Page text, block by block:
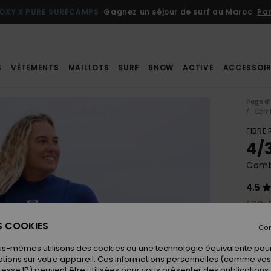
X PURE SURFCAMPS Gagnez un séjour de surf au Maroc
VÊTEMENTS MAILLOTS SURF SNOW ACTIVE
Page
FIBRE
4/
4.5
ECO-
BONS
COOKIES
mêmes utilisons des cookies ou une technologie équivalente
sur votre appareil. Ces informations personnelles (comme